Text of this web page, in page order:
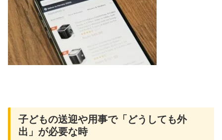
子どもの送迎や用事で「どうしても外
出」が必要な時